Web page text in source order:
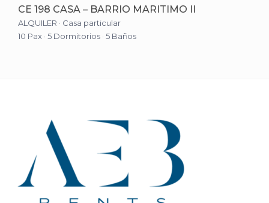
CE 198 CASA – BARRIO MARITIMO II
ALQUILER · Casa particular
10 Pax · 5 Dormitorios · 5 Baños